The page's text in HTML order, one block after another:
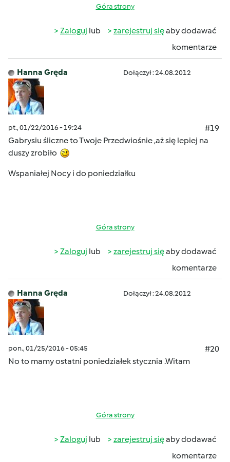
Góra strony
Zaloguj lub zarejestruj sięaby dodawać
komentarze
Hanna Gręda Dołączył : 24.08.2012
pt., 01/22/2016 - 19:24
#19
Gabrysiu śliczne to Twoje Przedwiośnie ,aż się lepiej na
duszy zrobiło
Wspaniałej Nocy i do poniedziałku
Góra strony
Zaloguj lub zarejestruj sięaby dodawać
komentarze
Hanna Gręda Dołączył : 24.08.2012
pon., 01/25/2016 - 05:45
#20
No to mamy ostatni poniedziałek stycznia .Witam
Góra strony
Zaloguj lub zarejestruj sięaby dodawać
komentarze